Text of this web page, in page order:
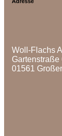
Woll-Flachs
Gartenstraße
01561